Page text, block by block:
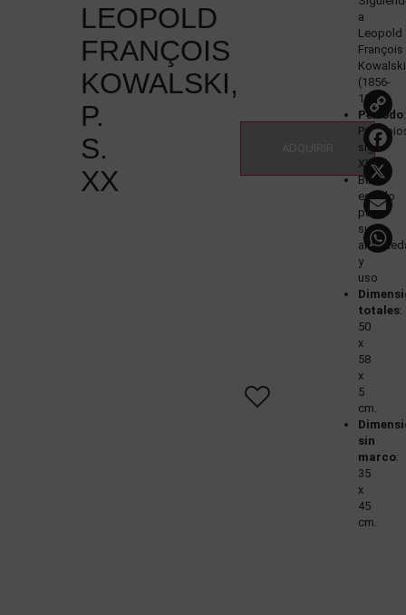
LEOPOLD
FRANÇOIS
KOWALSKI,
P.
S.
XX
a
Leopold
François
Kowalski
(1856-
1931)
Periodo:
siglo
XX
Buen
estado
para
su
y
uso
totales:
50
x
58
x
5
cm.
sin
marco:
35
x
45
cm.